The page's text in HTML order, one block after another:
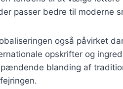
passer bedre til moderne
også påvirket
opskrifter og
blanding af